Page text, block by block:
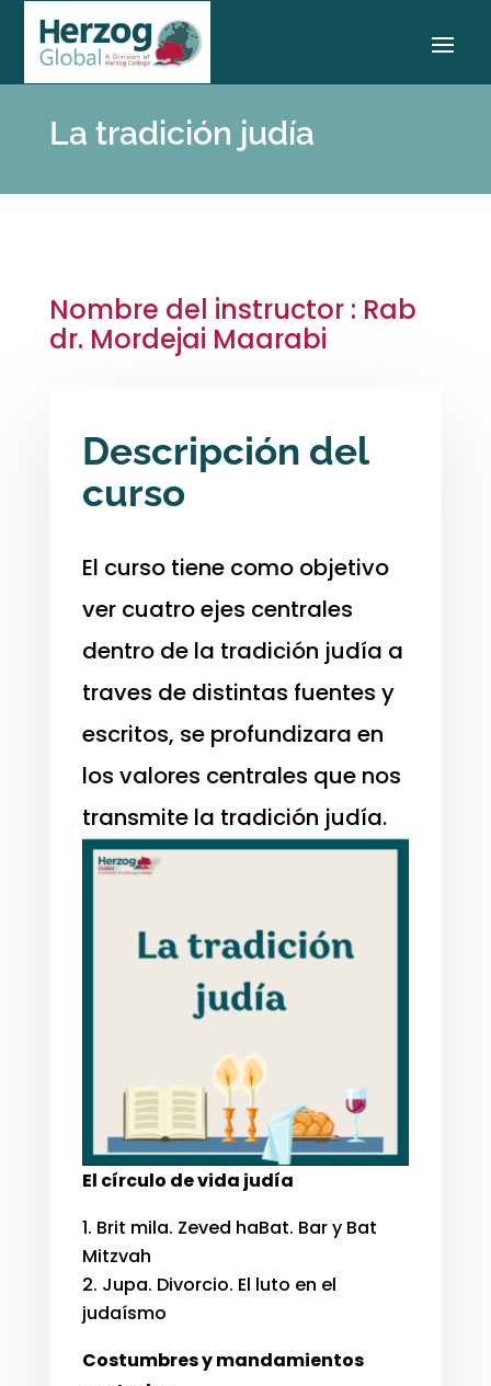
La tradición judía
Nombre del instructor : Rab
dr. Mordejai Maarabi
Descripción del
curso
El curso tiene como objetivo
ver cuatro ejes centrales
dentro de la tradición judía a
traves de distintas fuentes y
escritos, se profundizara en
los valores centrales que nos
transmite la tradición judía.
El círculo de vida judía
Brit mila. Zeved haBat. Bar y Bat
Mitzvah
Jupa. Divorcio. El luto en el
judaísmo
Costumbres y mandamientos